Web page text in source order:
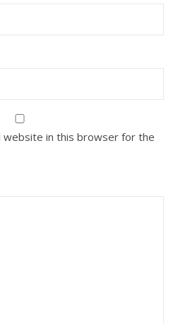
website in this browser for the